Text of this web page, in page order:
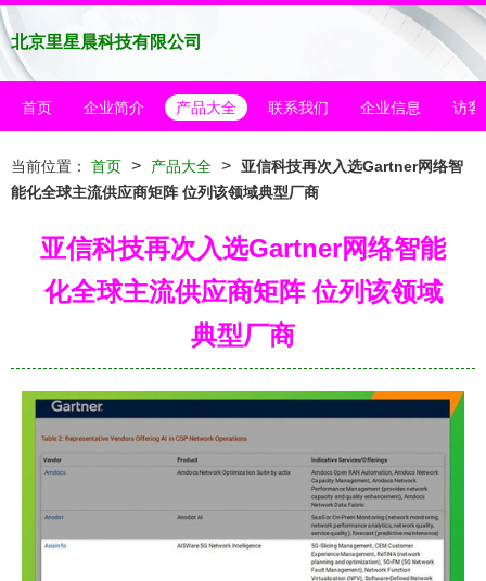
北京里星晨科技有限公司
首页 企业简介 产品大全 联系我们 企业信息 访客
当前位置： 首页 > 产品大全 >
亚信科技再次入选Gartner网络智
能化全球主流供应商矩阵 位列该领域典型厂商
亚信科技再次入选Gartner网络智能
化全球主流供应商矩阵 位列该领域
典型厂商